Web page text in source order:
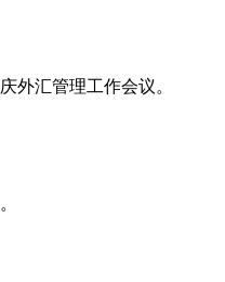
外汇管理工作会议。